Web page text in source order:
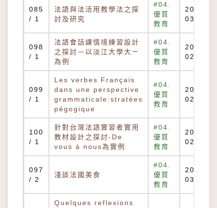
085
/ 1
法語與法活用教學法之探
討及研究
#04.
優質
教育
2013-
03-06
098
/ 1
法語會話課情境練習設計
之探討－以淡江大學大ㄧ
為例
#04.
優質
教育
2013-
02-15
099
/ 1
Les verbes Français
dans une perspective
grammaticale:stratées
pégogique
#04.
優質
教育
2013-
02-15
100
/ 1
針對台灣法語實習者實用
教材設計之探討-De
vous à nous為實例
#04.
優質
教育
2013-
02-15
097
/ 2
淺談法國美食
#04.
優質
教育
2013-
03-12
Quelques reflexions